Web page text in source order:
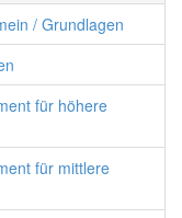
/ Grundlagen
für höhere
für mittlere